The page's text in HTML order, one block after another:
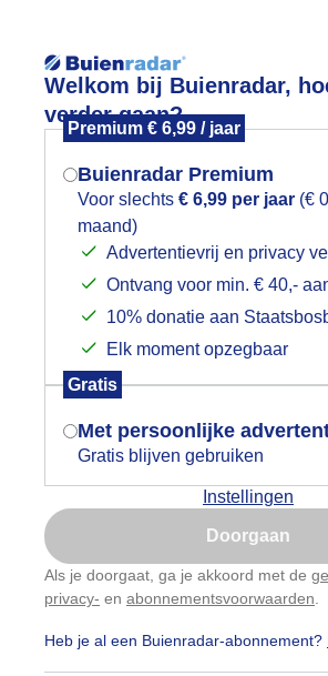
Welkom bij Buienradar,
verder gaan?
Premium € 6,99 / jaar
Buienradar Premium
Voor slechts € 6,99 per jaar (€
maand)
Advertentievrij en privacy
Ontvang voor min. € 40,-
10% donatie aan
Elk moment opzegbaar
Gratis
Met persoonlijke
Gratis blijven gebruiken
Instellingen
Doorgaan
Als je doorgaat, ga je akkoord met de
privacy- en abonnementsvoorwaarden
Heb je al een Buienradar-abonnement?
Foto en video
Mogen we je locatie
het weer?
Indien je hier nog geen
gegeven, verschijnt er zo een
je browser waarin deze
gevraagd wordt.
Is goed, toon de
Nu niet, misschien
Gebruik je Safari en wil je niet elke
Klikhierom dit aan te